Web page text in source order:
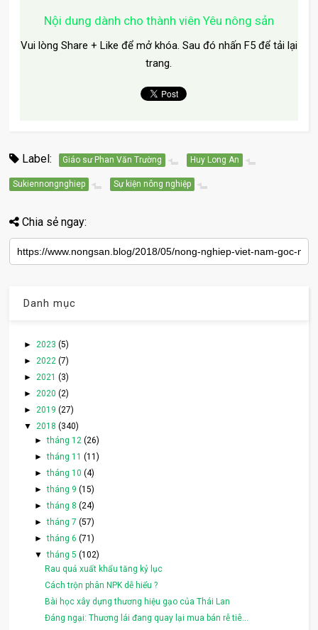
Nội dung dành cho thành viên Yêu nông sản
Vui lòng Share + Like để mở khóa. Sau đó nhấn F5 để tải lại
trang.
Label: Giáo sư Phan Văn Trường Huy Long An
Sukiennongnghiep Sự kiện nông nghiệp
Chia sẻ ngay:
Danh mục
►2023(5)
►2022(7)
►2021(3)
►2020(2)
►2019(27)
▼2018(340)
►tháng 12 (26)
►tháng 11 (11)
►tháng 10 (4)
►tháng 9 (15)
►tháng 8 (24)
►tháng 7 (57)
►tháng 6 (71)
▼tháng 5 (102)
Rau quả xuất khẩu tăng kỷ lục
Cách trộn phân NPK dễ hiểu ?
Bài học xây dựng thương hiệu gạo của Thái Lan
Đáng ngại: Thương lái đang quay lại mua bán rễ tiê...